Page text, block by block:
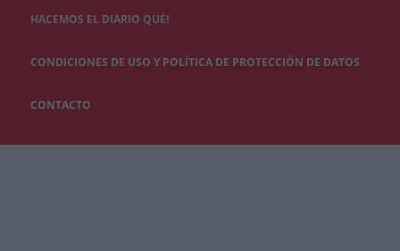
HACEMOS EL DIARIO QUÉ!
CONDICIONES DE USO Y POLÍTICA DE PROTECCIÓN DE DATOS
CONTACTO